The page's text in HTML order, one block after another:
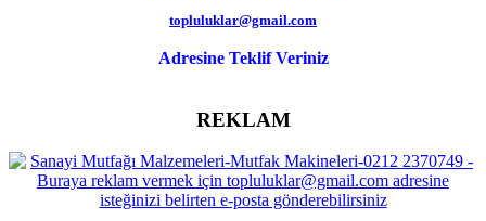
topluluklar@gmail.com
Adresine Teklif Veriniz
REKLAM